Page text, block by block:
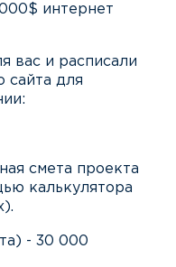
интернет
вас и расписали
сайта для
смета проекта
калькулятора
- 30 000